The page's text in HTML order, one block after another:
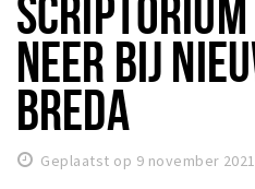
Eten
Drinken
Slapen
NEER BIJ
BREDA
Geplaatst op 9 november 2021